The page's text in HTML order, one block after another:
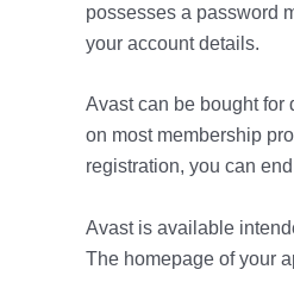
possesses a password
your account details.
Avast can be bought for
on most membership
registration, you can
Avast is available
The homepage of your